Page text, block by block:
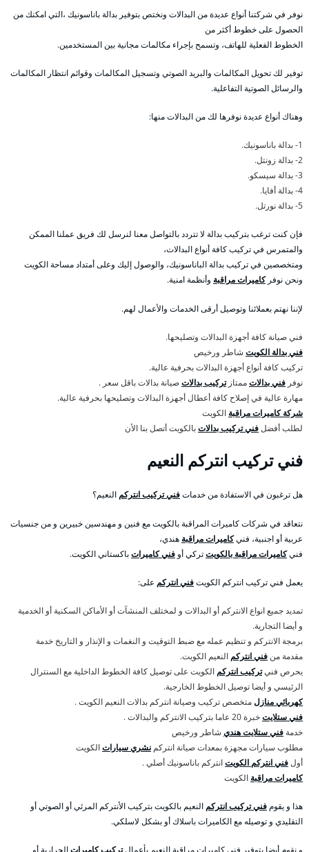
نوفر في شركتنا أنواع عديدة من البدالات ونختص بتوفير بدالة باناسونيك ،التي امكنك من
الحصول على خطوط أكثر من
الخطوط الفعلية للهاتف، وتسمح بإجراء مكالمات مجانية بين المستخدمين.
توفير لك تحويل المكالمات والبريد الصوتي وتسجيل المكالمات وقوائم انتظار المكالمات
والرسائل الصوتية التفاعلية.
وهناك أنواع عديدة نوفرها لك من البدالات منها:
1- بدالة باناسونيك.
2- بدالة زونتل.
3- بدالة سيسكو.
4- بدالة أفايا.
5- بدالة نورتل.
فإن كنت ترغب بتركيب بدالة لا تتردد بالتواصل معنا لنرسل لك فريق عملنا الممكن
والمتمرس في تركيب كافة أنواع البدالات،
ومتخصصين في تركيب بدالة الباناسونيك، والوصول إليك وعلى أمتداد مساحة الكويت
ونحن نوفركاميرات مراقبة وأنظمة امنية.
لإننا نهتم بعملائنا وتوصيل أرقى الخدمات والأعمال لهم.
فني صيانة كافة أجهزة البدالات وتصليحها.
فني بدالة الكويت شاطر ورخيص
تركيب كافة أنواع أجهزة البدالات بحرفية عالية.
نوفر فني بدالاتممتازتركيب بدالاتصيانة بدالات باقل سعر .
مهارة عالية في إصلاح كافة أعطال أجهزة البدالات وتصليحها بحرفية عالية.
شركة كاميرات مراقبة الكويت
لطلب أفضلفني تركيب بدالاتبالكويت أتصل بنا الأن
فني تركيب انتركم النعيم
هل ترغبون في الاستفادة من خدماتفني تركيب انتركمالنعيم؟
نتعاقد في شركات كاميرات المراقبة بالكويت مع فنين و مهندسين خبيرين و من جنسيات
عربية أو اجنبية، فنيكاميرات مراقبة هندي،
فنيكاميرات مراقبة بالكويتتركي أو فني كاميراتباكستاني الكويت.
يعمل فني تركيب انتركم الكويتفني انتركم على:
تمديد جميع انواع الانتركم أو البدالات و لمختلف المنشآت أو الأماكن السكنية أو الخدمية
و أيضا التجارية.
برمجة الانتركم و تنظيم عمله مع ضبط التوقيت و النغمات و الإنذار و التاريخ خدمة
مقدمة من فني انتركم النعيم الكويت.
يحرص فنيتركيب انتركم الكويت على توصيل كافة الخطوط الداخلية مع السنترال
الرئيسي و أيضا توصيل الخطوط الخارجية.
كهربائي منازلمتخصص تركيب وصيانة انتركم بدالات النعيم الكويت .
فني ستلايتخبرة 20 عاما بتركيب الانتركم والبدالات .
خدمة فني ستلايت هندي شاطر ورخيص
مطلوب سيارات مجهزة بمعدات صيانة انتركم نشري سياراتالكويت
أولفني انتركم الكويتانتركم باناسونيك أصلي .
كاميرات مراقبة الكويت
هذا و يقوم فني تركيب انتركم النعيم بالكويت بتركيب الأنتركم المرئي أو الصوتي أو
التقليدي و توصيله مع الكاميرات باسلاك أو بشكل لاسلكي.